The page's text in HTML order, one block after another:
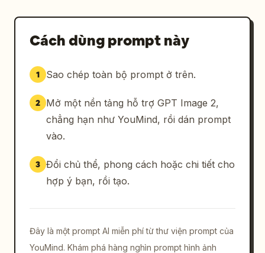
Cách dùng prompt này
1 Sao chép toàn bộ prompt ở trên.
2
Mở một nền tảng hỗ trợ GPT Image 2,
chẳng hạn như YouMind, rồi dán prompt
vào.
3 Đổi chủ thể, phong cách hoặc chi tiết cho
hợp ý bạn, rồi tạo.
Đây là một prompt AI miễn phí từ thư viện prompt của
YouMind. Khám phá hàng nghìn prompt hình ảnh